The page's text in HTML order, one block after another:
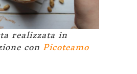
realizzata in
con Picoteamo